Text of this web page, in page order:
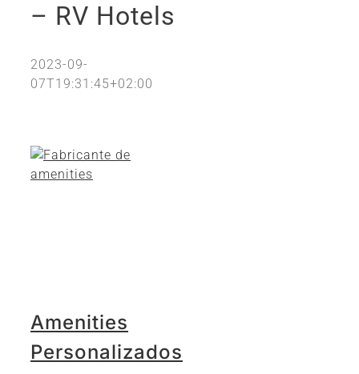
– RV Hotels
2023-09-
07T19:31:45+02:00
Amenities
Personalizados